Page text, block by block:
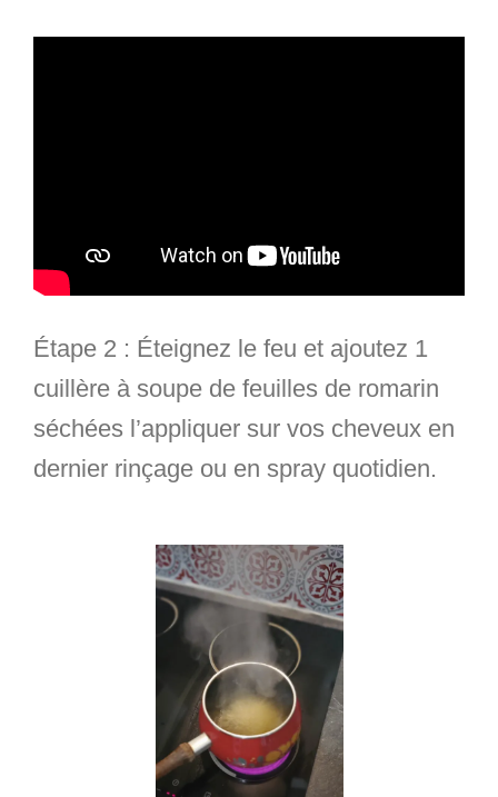
Étape 2 : Éteignez le feu et ajoutez 1
cuillère à soupe de feuilles de romarin
séchées l’appliquer sur vos cheveux en
dernier rinçage ou en spray quotidien.